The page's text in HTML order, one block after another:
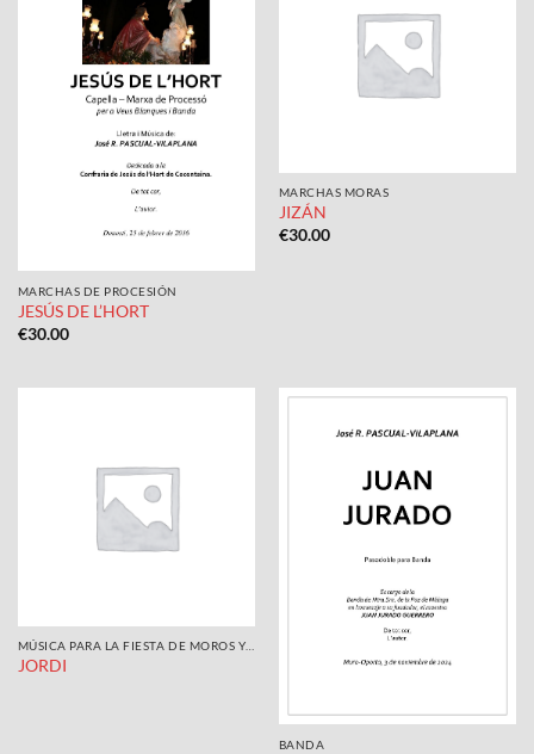
MARCHAS DE PROCESIÓN
JESÚS DE L’HORT
€30.00
MARCHAS MORAS
JIZÁN
€30.00
JORDI
BANDA